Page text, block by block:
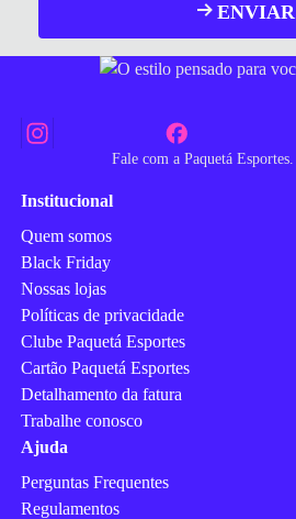
ENVIAR
Fale com a Paquetá Esportes.
Institucional
Quem somos
Black Friday
Nossas lojas
Políticas de privacidade
Clube Paquetá Esportes
Cartão Paquetá Esportes
Detalhamento da fatura
Trabalhe conosco
Ajuda
Perguntas Frequentes
Regulamentos